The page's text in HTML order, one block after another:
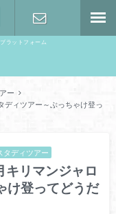
ラットフォーム
ー
ディツアー～ぶっちゃけ登っ
タディツアー
キリマンジャロ
け登ってどうだ